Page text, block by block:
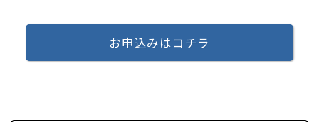
お申込みはコチラ